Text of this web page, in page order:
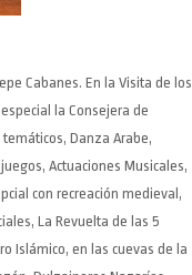
Cabanes. En la Visita de los
la Consejera de
Danza Arabe,
Actuaciones Musicales,
con recreación medieval,
La Revuelta de las 5
Islámico, en las cuevas de la